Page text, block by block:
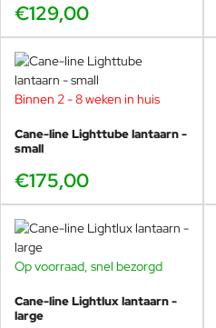
€129,00
Binnen 2 - 8 weken in huis
Cane-line Lighttube lantaarn -
small
€175,00
Op voorraad, snel bezorgd
Cane-line Lightlux lantaarn -
large